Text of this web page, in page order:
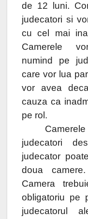
de 12 luni.
judecatori si
cu cel mai
Camerele
numind pe
care vor lua
vor avea
cauza ca
pe rol.
judecatori
judecator
doua
Camera
obligatoriu pe
judecatorul